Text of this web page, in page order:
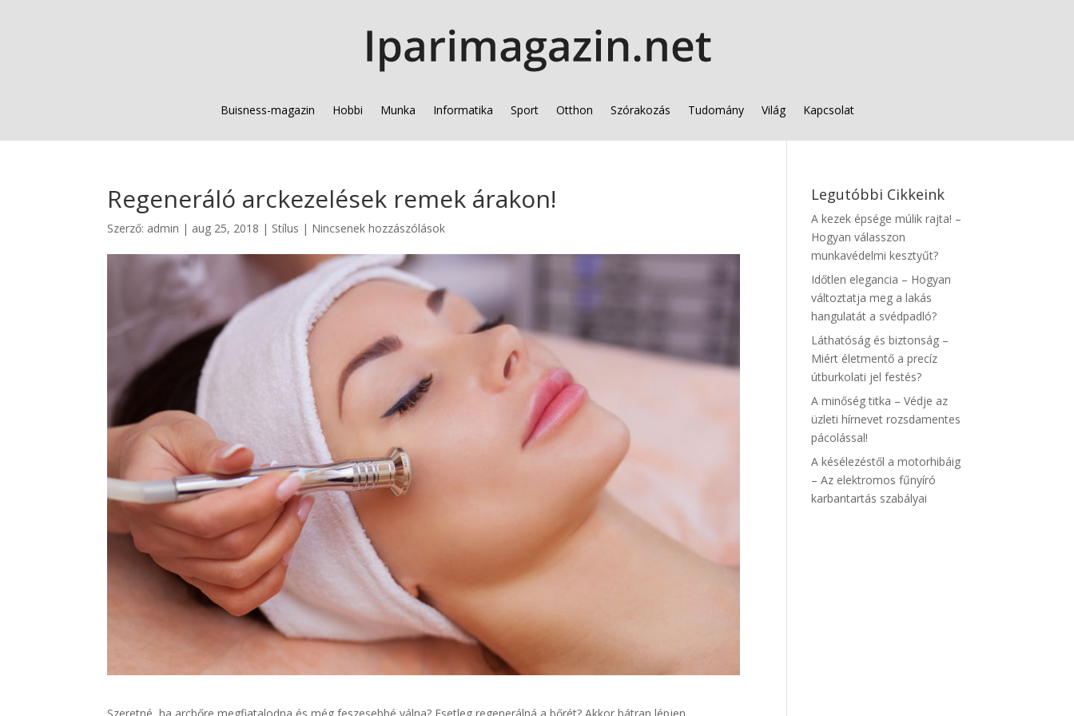
Buisness-magazin Hobbi Munka Informatika Sport Otthon Szórakozás Tudomány Világ Kapcsolat
Regeneráló arckezelések remek árakon!
Szerző: admin | aug 25, 2018 | Stílus | Nincsenek hozzászólások
Legutóbbi Cikkeink
A kezek épsége múlik rajta! –
Hogyan válasszon
munkavédelmi kesztyűt?
Időtlen elegancia – Hogyan
változtatja meg a lakás
hangulatát a svédpadló?
Láthatóság és biztonság –
Miért életmentő a precíz
útburkolati jel festés?
A minőség titka – Védje az
üzleti hírnevet rozsdamentes
pácolással!
A késélezéstől a motorhibáig
– Az elektromos fűnyíró
karbantartás szabályai